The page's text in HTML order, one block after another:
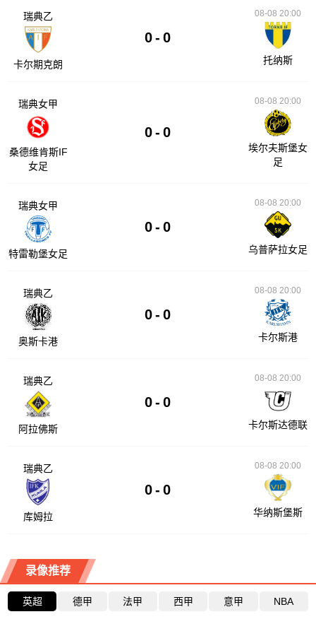
瑞典乙
卡尔期克朗
0 - 0
08-08 20:00
托纳斯
瑞典女甲
桑德维肯斯IF
女足
0 - 0
08-08 20:00
埃尔夫斯堡女
足
瑞典女甲
特雷勒堡女足
0 - 0
08-08 20:00
乌普萨拉女足
瑞典乙
奥斯卡港
0 - 0
08-08 20:00
卡尔斯港
瑞典乙
阿拉佛斯
0 - 0
08-08 20:00
卡尔斯达德联
瑞典乙
库姆拉
0 - 0
08-08 20:00
华纳斯堡斯
录像推荐
英超 德甲 法甲 西甲 意甲 NBA